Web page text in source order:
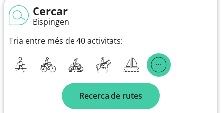
Cercar
Bispingen
Tria entre més de 40 activitats:
Recerca de rutes